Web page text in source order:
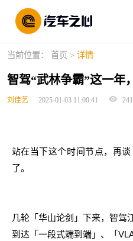
当前位置： 首页 > 详情
智驾“武林争霸”这一年
刘佳艺 2025-01-03 11:00:41
站在当下这个时间节点，再
了。
几轮「华山论剑」下来，智驾
到达「一段式端到端」、「